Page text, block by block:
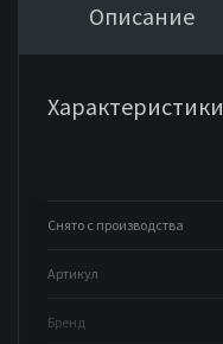
Описание
Характеристики
Снято с производства
Артикул
Бренд